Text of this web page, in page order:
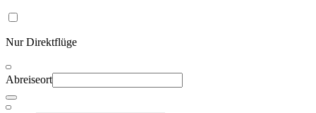
Nur Direktflüge
Abreiseort